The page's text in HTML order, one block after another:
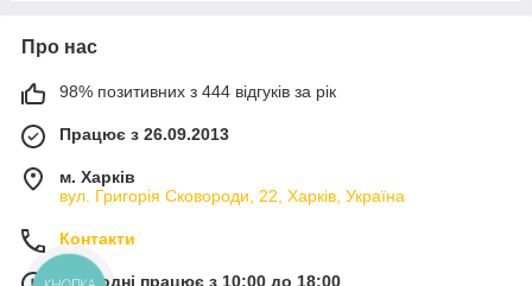
Про нас
98% позитивних з 444 відгуків за рік
Працює з 26.09.2013
м. Харків
вул. Григорія Сковороди, 22, Харків, Україна
Контакти
Сьогодні працює з 10:00 до 18:00